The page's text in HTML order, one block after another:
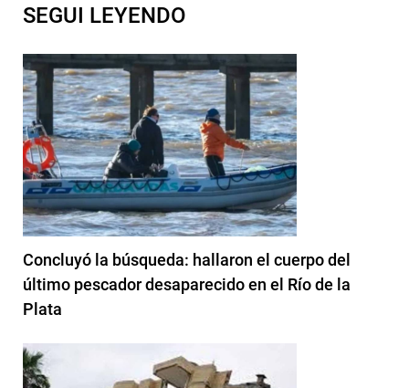
SEGUI LEYENDO
Concluyó la búsqueda: hallaron el cuerpo del
último pescador desaparecido en el Río de la
Plata